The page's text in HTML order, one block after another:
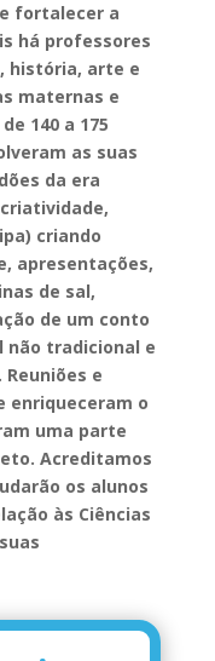
fortalecer a
há professores
história, arte e
maternas e
140 a 175
as suas
da era
criando
apresentações,
de sal,
de um conto
não tradicional e
e
enriqueceram o
uma parte
Acreditamos
os alunos
às Ciências